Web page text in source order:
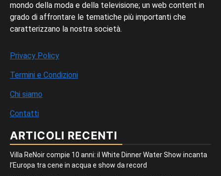
mondo della moda e della televisione; un web content in
grado di affrontare le tematiche più importanti che
caratterizzano la nostra società.
Privacy Policy
Termini e Condizioni
Chi siamo
Contatti
ARTICOLI RECENTI
Villa ReNoir compie 10 anni: il White Dinner Water Show incanta
l’Europa tra cene in acqua e show da record